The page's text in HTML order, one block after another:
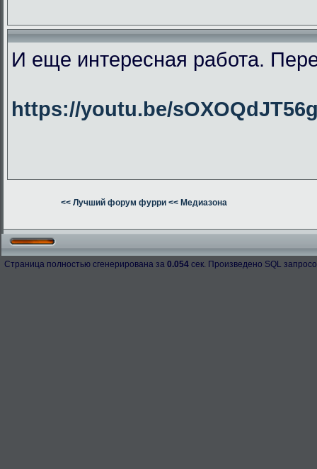
И еще интересная работа.
https://youtu.be/
<< Лучший форум фурри << Медиазона
Страница полностью сгенерирована за 0.054 сек. Произведено SQL